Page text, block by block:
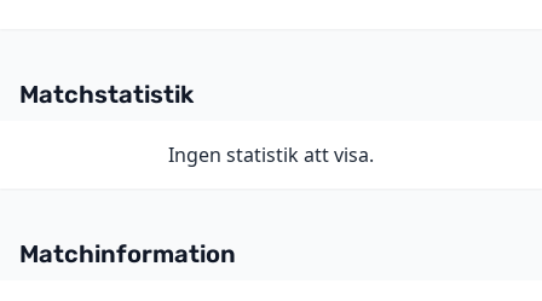
Matchstatistik
Ingen statistik att visa.
Matchinformation